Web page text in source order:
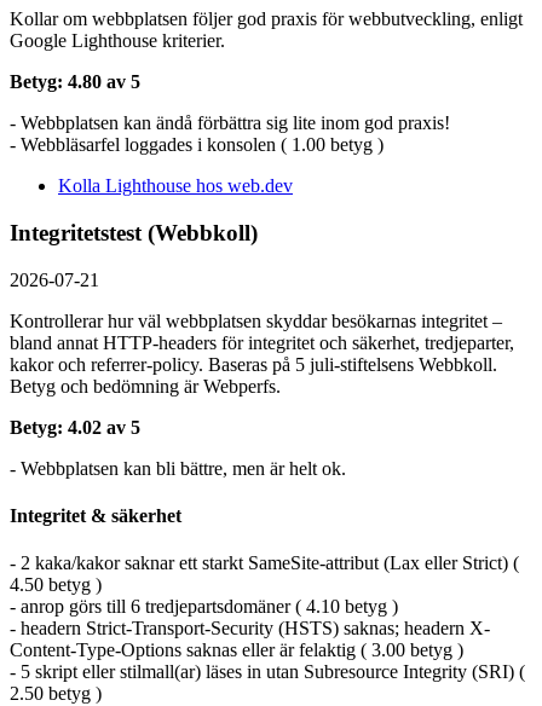
Kollar om webbplatsen följer god praxis för webbutveckling, enligt
Google Lighthouse kriterier.
Betyg: 4.80 av 5
- Webbplatsen kan ändå förbättra sig lite inom god praxis!
- Webbläsarfel loggades i konsolen ( 1.00 betyg )
Kolla Lighthouse hos web.dev
Integritetstest (Webbkoll)
2026-07-21
Kontrollerar hur väl webbplatsen skyddar besökarnas integritet –
bland annat HTTP-headers för integritet och säkerhet, tredjeparter,
kakor och referrer-policy. Baseras på 5 juli-stiftelsens Webbkoll.
Betyg och bedömning är Webperfs.
Betyg: 4.02 av 5
- Webbplatsen kan bli bättre, men är helt ok.
Integritet & säkerhet
- 2 kaka/kakor saknar ett starkt SameSite-attribut (Lax eller Strict) (
4.50 betyg )
- anrop görs till 6 tredjepartsdomäner ( 4.10 betyg )
- headern Strict-Transport-Security (HSTS) saknas; headern X-
Content-Type-Options saknas eller är felaktig ( 3.00 betyg )
- 5 skript eller stilmall(ar) läses in utan Subresource Integrity (SRI) (
2.50 betyg )